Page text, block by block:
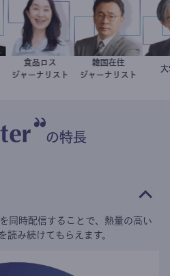
井出留美
食品ロス
ジャーナリスト
徐台教
韓国在住
ジャーナリスト
の特長
同時配信することで、熱量の高い
読み続けてもらえます。